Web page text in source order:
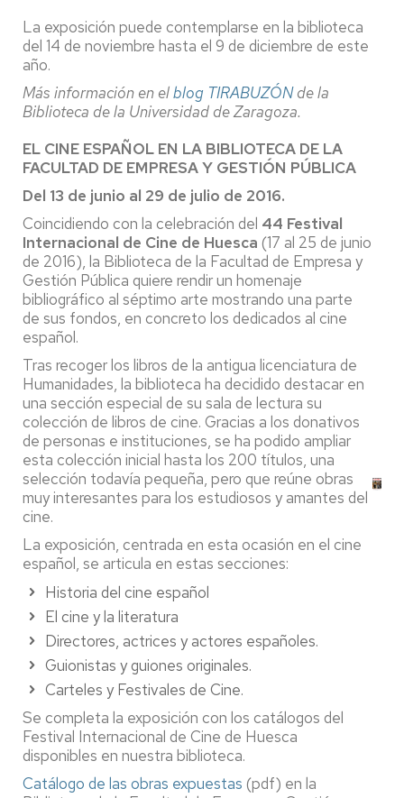
La exposición puede contemplarse en la biblioteca
del 14 de noviembre hasta el 9 de diciembre de este
año.
Más información en elblog TIRABUZÓNde la
Biblioteca de la Universidad de Zaragoza.
EL CINE ESPAÑOL EN LA BIBLIOTECA DE LA
FACULTAD DE EMPRESA Y GESTIÓN PÚBLICA
Del 13 de junio al 29 de julio de 2016.
Coincidiendo con la celebración del 44 Festival
Internacional de Cine de Huesca (17 al 25 de junio
de 2016), la Biblioteca de la Facultad de Empresa y
Gestión Pública quiere rendir un homenaje
bibliográfico al séptimo arte mostrando una parte
de sus fondos, en concreto los dedicados al cine
español.
Tras recoger los libros de la antigua licenciatura de
Humanidades, la biblioteca ha decidido destacar en
una sección especial de su sala de lectura su
colección de libros de cine. Gracias a los donativos
de personas e instituciones, se ha podido ampliar
esta colección inicial hasta los 200 títulos, una
selección todavía pequeña, pero que reúne obras
muy interesantes para los estudiosos y amantes del
cine.
La exposición, centrada en esta ocasión en el cine
español, se articula en estas secciones:
Historia del cine español
El cine y la literatura
Directores, actrices y actores españoles.
Guionistas y guiones originales.
Carteles y Festivales de Cine.
Se completa la exposición con los catálogos del
Festival Internacional de Cine de Huesca
disponibles en nuestra biblioteca.
Catálogo de las obras expuestas (pdf) en la